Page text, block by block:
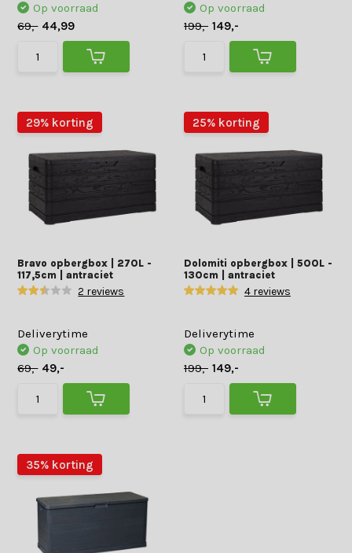
Op voorraad
69,- 44,99
Op voorraad
199,- 149,-
29% korting
Bravo opbergbox | 270L -
117,5cm | antraciet
2 reviews
Deliverytime
Op voorraad
69,- 49,-
25% korting
Dolomiti opbergbox | 500L -
130cm | antraciet
4 reviews
Deliverytime
Op voorraad
199,- 149,-
35% korting